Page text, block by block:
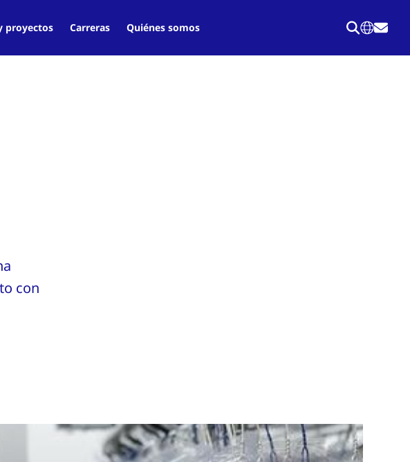
proyectos Carreras Quiénes somos
con